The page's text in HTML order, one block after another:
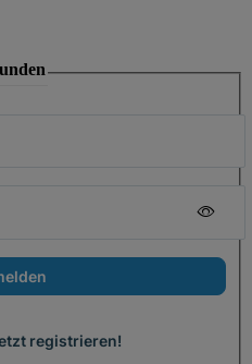
registrieren!